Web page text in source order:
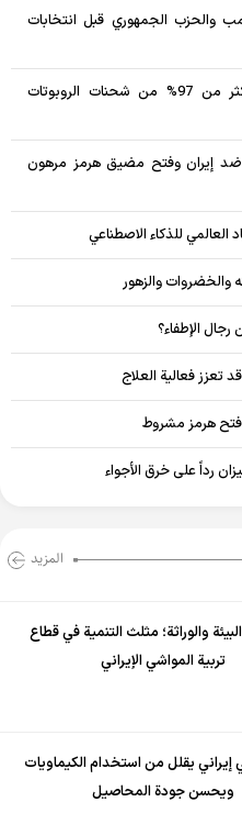
والحزب الجمهوري قبل انتخابات
بلومبرغ: الصين تستحوذ على أكثر من 97% من شحنات الروبوتات
ضد إيران وفتح مضيق هرمز مرهون
والخضروات والزهور
رجال الإطفاء؟
تعزز فعالية العلاج
هرمز مشروط
رداً على خرق الأجواء
المزید
والوراثة؛ مثلث التنمية في قطاع
تربية المواشي الإيراني
إيراني يقلل من استخدام الكيماويات
ويحسن جودة المحاصيل